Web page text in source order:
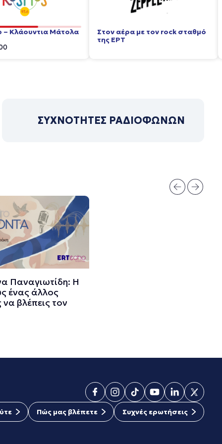
– Κλάουντια Μάτολα
Στον αέρα με τον rock σταθμό
της ΕΡΤ
ΣΥΧΝΟΤΗΤΕΣ ΡΑΔΙΟΦΩΝΩΝ
Παναγιωτίδη: Η
ένας άλλος
βλέπεις τον
Πώς μας βλέπετε Συχνές ερωτήσεις